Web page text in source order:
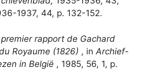
1937, 44, p. 132-152.
rapport de Gachard
Royaume (1826) , in Archief-
in België , 1985, 56, 1, p.